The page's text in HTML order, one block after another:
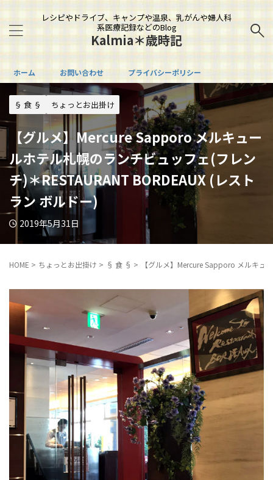
レシピやドライブ、キャンプや温泉、乳がんや婦人科
系医療記録などのBlog
Kalmia＊歳時記
ホーム お問い合わせ プライバシーポリシー
§ 食 § ちょっとお出掛け
【グルメ】Mercure Sapporo メルキュー
ルホテル札幌のランチビュッフェ(フレン
チ)＊RESTAURANT BORDEAUX (レスト
ラン ボルドー)
2019年5月31日
HOME > ちょっとお出掛け > § 食 § > 【グルメ】Mercure Sapporo メルキュ